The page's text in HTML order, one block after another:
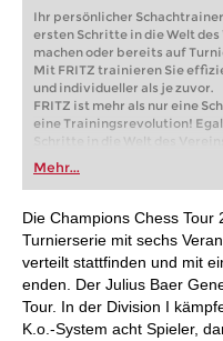
Ihr persönlicher
ersten Schritte in die Welt des
machen oder bereits auf
Mit FRITZ trainieren Sie
und individueller als je zuvor.
FRITZ ist mehr als nur eine
eine Trainingsrevolution!
Schritte in die Welt des
oder bereits auf
FRITZ trainieren Sie
individueller als je zuvor.
Mehr...
Die Champions Chess
Turnierserie mit sechs
verteilt stattfinden und mit
enden. Der Julius Baer
Tour. In der Division I
K.o.-System acht Spieler,